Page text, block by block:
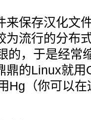
来保存汉化文
为流行的分布
的，于是经常
鼎的Linux就
Hg（你可以在